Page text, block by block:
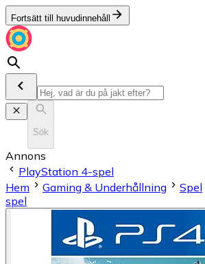
Fortsätt till huvudinnehåll
Sök
Annons
PlayStation 4-spel
Hem
Gaming & Underhållning Spel
spel